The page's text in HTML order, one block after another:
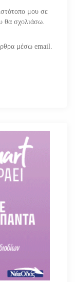
μου σε
θα σχολιάσω.
μέσω email.